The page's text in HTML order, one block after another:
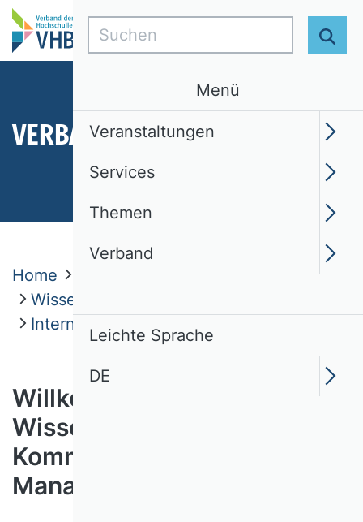
VERBAND
Home
Wissenschaftliche Kommissionen
Internationales Management
Willkommen bei der
Wissenschaftlichen
Kommission Internationales
Management
Suchen
Menü
Veranstaltungen
Services
Themen
Verband
Leichte Sprache
DE